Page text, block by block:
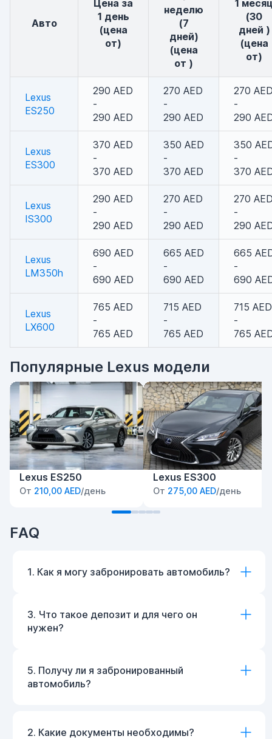
авто
Цена за
1 день
(цена
от)
неделю
(7
дней)
(цена
от )
1
(30
дней )
(цена
от)
Lexus
ES250
290 AED
-
290 AED
270 AED
-
290 AED
270
-
290
Lexus
ES300
370 AED
-
370 AED
350 AED
-
370 AED
350
-
370
Lexus
IS300
290 AED
-
290 AED
270 AED
-
290 AED
270
-
290
Lexus
LM350h
690 AED
-
690 AED
665 AED
-
690 AED
665
-
690
Lexus
LX600
765 AED
-
765 AED
715 AED
-
765 AED
715 AED
-
765
Популярные Lexus модели
Lexus ES250
От 210,00 AED/день
Lexus ES300
От 275,00 AED/день
FAQ
1. Как я могу забронировать автомобиль?
3. Что такое депозит и для чего он
нужен?
5. Получу ли я забронированный
автомобиль?
2. Какие документы необходимы?